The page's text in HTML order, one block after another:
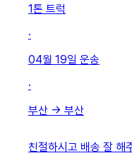
1톤 트럭
·
04월 19일 운송
·
부산 → 부산
친절하시고 배송 잘 해